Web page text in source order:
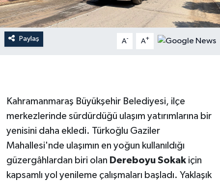
Paylaş A- A+
Kahramanmaraş Büyükşehir Belediyesi, ilçe
merkezlerinde sürdürdüğü ulaşım yatırımlarına bir
yenisini daha ekledi. Türkoğlu Gaziler
Mahallesi'nde ulaşımın en yoğun kullanıldığı
güzergâhlardan biri olan Dereboyu Sokakiçin
kapsamlı yol yenileme çalışmaları başladı. Yaklaşık
DÜNYA
ROPORTAJ
YEREL YÖNETİM
MEDYA
SEÇİM 2011